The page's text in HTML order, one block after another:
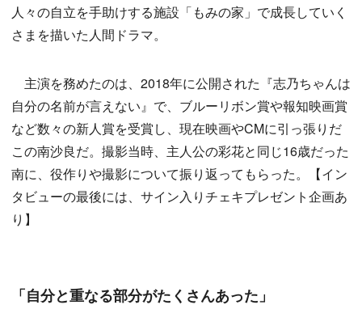
人々の自立を手助けする施設「もみの家」で成長していく
さまを描いた人間ドラマ。
主演を務めたのは、2018年に公開された『志乃ちゃんは
自分の名前が言えない』で、ブルーリボン賞や報知映画賞
など数々の新人賞を受賞し、現在映画やCMに引っ張りだ
この南沙良だ。撮影当時、主人公の彩花と同じ16歳だった
南に、役作りや撮影について振り返ってもらった。【イン
タビューの最後には、サイン入りチェキプレゼント企画あ
り】
「自分と重なる部分がたくさんあった」